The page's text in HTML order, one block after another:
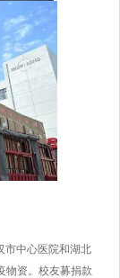
市中心医院和湖北
物资。校友募捐款